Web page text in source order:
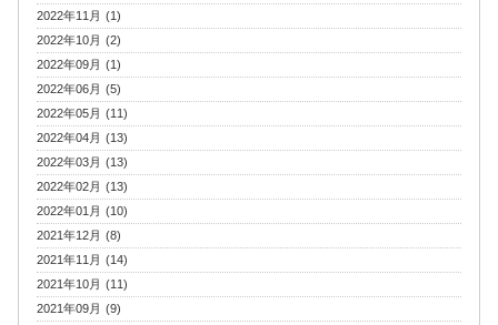
2022年11月 (1)
2022年10月 (2)
2022年09月 (1)
2022年06月 (5)
2022年05月 (11)
2022年04月 (13)
2022年03月 (13)
2022年02月 (13)
2022年01月 (10)
2021年12月 (8)
2021年11月 (14)
2021年10月 (11)
2021年09月 (9)